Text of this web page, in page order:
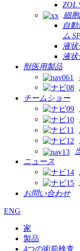
ZOL
細
自
ム
液
液
獣医用製品
チームショー
ニュース
お問い合わせ
ENG
家
製品
4つの術前検査